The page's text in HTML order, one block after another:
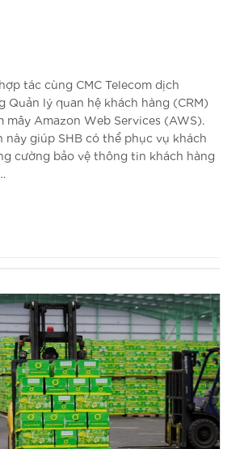
tác cùng CMC Telecom dịch
Quản lý quan hệ khách hàng (CRM)
mây Amazon Web Services (AWS).
này giúp SHB có thể phục vụ khách
cường bảo vệ thông tin khách hàng